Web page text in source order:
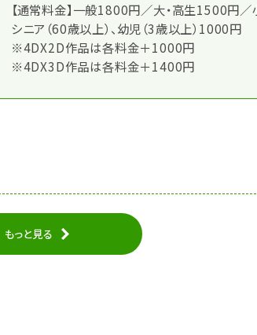
【通常料金】一般1800円／大・高生1500円／
シニア（60歳以上）、幼児（3歳以上）1000円
※4DX2D作品は各料金＋1000円
※4DX3D作品は各料金＋1400円
もっと見る